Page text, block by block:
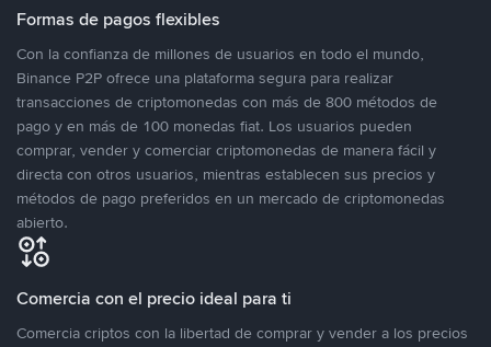
Formas de pagos flexibles
Con la confianza de millones de usuarios en todo el mundo,
Binance P2P ofrece una plataforma segura para realizar
transacciones de criptomonedas con más de 800 métodos de
pago y en más de 100 monedas fiat. Los usuarios pueden
comprar, vender y comerciar criptomonedas de manera fácil y
directa con otros usuarios, mientras establecen sus precios y
métodos de pago preferidos en un mercado de criptomonedas
abierto.
Comercia con el precio ideal para ti
Comercia criptos con la libertad de comprar y vender a los precios